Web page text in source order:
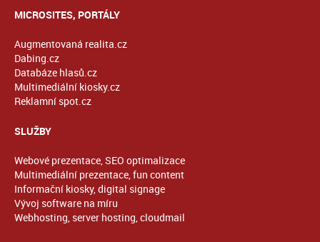
MICROSITES, PORTÁLY
Augmentovaná realita.cz
Dabing.cz
Databáze hlasů.cz
Multimediální kiosky.cz
Reklamní spot.cz
SLUŽBY
Webové prezentace, SEO optimalizace
Multimediální prezentace, fun content
Informační kiosky, digital signage
Vývoj software na míru
Webhosting, server hosting, cloudmail